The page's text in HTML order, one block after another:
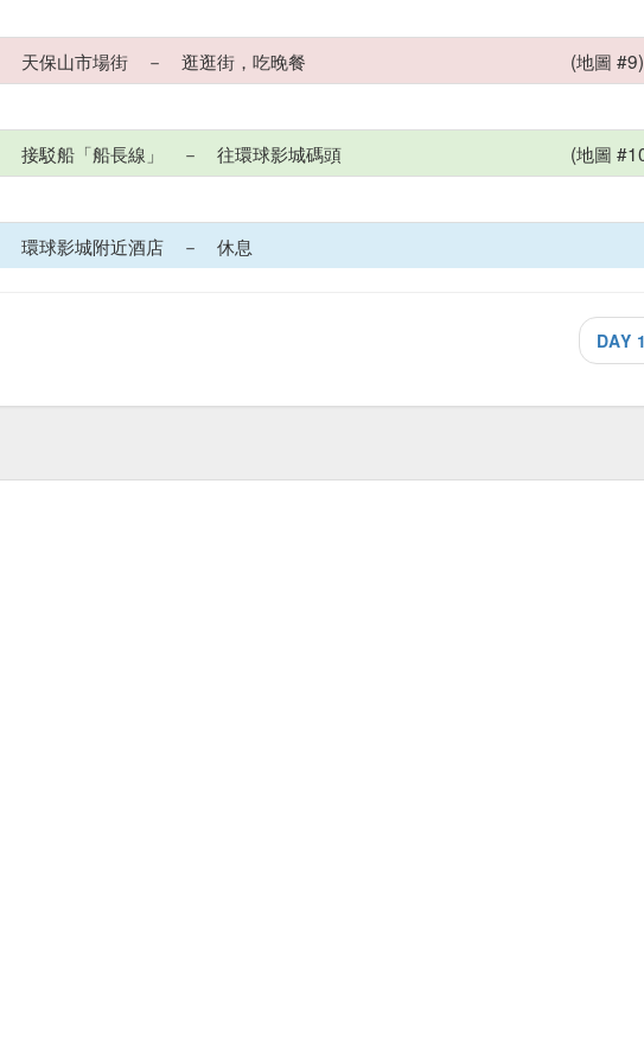
天保山市場街 － 逛逛街，吃晚餐 (地圖 #9)
接駁船「船長線」 － 往環球影城碼頭 (地圖
環球影城附近酒店 － 休息
DAY 1